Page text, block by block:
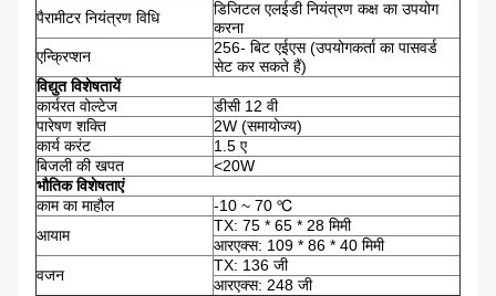
पैरामीटर नियंत्रण विधि
डिजिटल एलईडी नियंत्रण कक्ष का उपयोग
करना
एन्क्रिप्शन
256- बिट एईएस (उपयोगकर्ता का पासवर्ड
सेट कर सकते हैं)
विद्युत विशेषतायें
कार्यरत वोल्टेज
डीसी 12 वी
पारेषण शक्ति
2W (समायोज्य)
कार्य करंट
1.5 ए
बिजली की खपत
<20W
भौतिक विशेषताएं
काम का माहौल
-10 ~ 70 ℃
आयाम
TX: 75 * 65 * 28 मिमी
आरएक्स: 109 * 86 * 40 मिमी
वजन
TX: 136 जी
आरएक्स: 248 जी